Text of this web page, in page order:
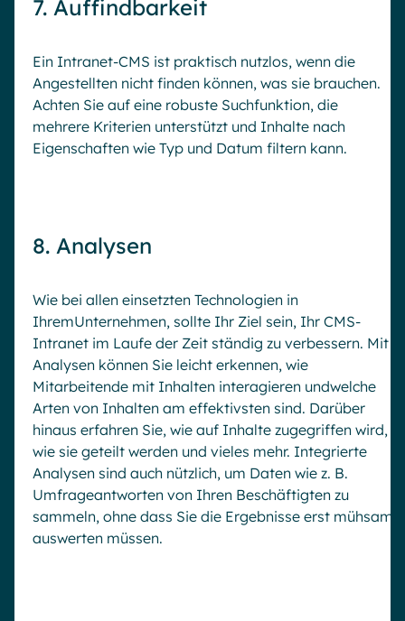
7. Auffindbarkeit
Ein Intranet-CMS ist praktisch nutzlos, wenn die
Angestellten nicht finden können, was sie brauchen.
Achten Sie auf eine robuste Suchfunktion, die
mehrere Kriterien unterstützt und Inhalte nach
Eigenschaften wie Typ und Datum filtern kann.
8. Analysen
Wie bei allen einsetzten Technologien in
IhremUnternehmen, sollte Ihr Ziel sein, Ihr CMS-
Intranet im Laufe der Zeit ständig zu verbessern. Mit
Analysen können Sie leicht erkennen, wie
Mitarbeitende mit Inhalten interagieren undwelche
Arten von Inhalten am effektivsten sind. Darüber
hinaus erfahren Sie, wie auf Inhalte zugegriffen wird,
wie sie geteilt werden und vieles mehr. Integrierte
Analysen sind auch nützlich, um Daten wie z. B.
Umfrageantworten von Ihren Beschäftigten zu
sammeln, ohne dass Sie die Ergebnisse erst mühsam
auswerten müssen.